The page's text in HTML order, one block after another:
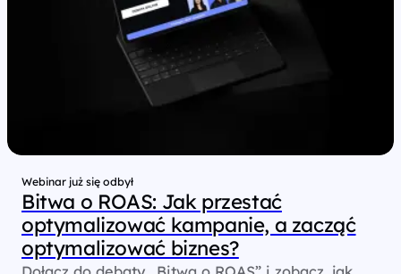
Webinar już się odbył
Bitwa o ROAS: Jak przestać
optymalizować kampanie, a zacząć
optymalizować biznes?